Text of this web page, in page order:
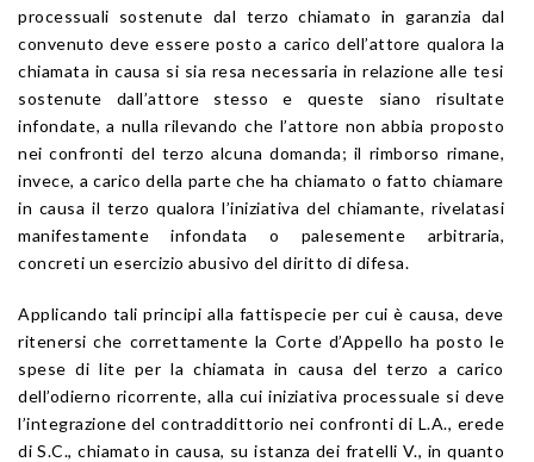
processuali sostenute dal terzo chiamato in garanzia dal
convenuto deve essere posto a carico dell’attore qualora la
chiamata in causa si sia resa necessaria in relazione alle tesi
sostenute dall’attore stesso e queste siano risultate
infondate, a nulla rilevando che l’attore non abbia proposto
nei confronti del terzo alcuna domanda; il rimborso rimane,
invece, a carico della parte che ha chiamato o fatto chiamare
in causa il terzo qualora l’iniziativa del chiamante, rivelatasi
manifestamente infondata o palesemente arbitraria,
concreti un esercizio abusivo del diritto di difesa.
Applicando tali principi alla fattispecie per cui è causa, deve
ritenersi che correttamente la Corte d’Appello ha posto le
spese di lite per la chiamata in causa del terzo a carico
dell’odierno ricorrente, alla cui iniziativa processuale si deve
l’integrazione del contraddittorio nei confronti di L.A., erede
di S.C., chiamato in causa, su istanza dei fratelli V., in quanto